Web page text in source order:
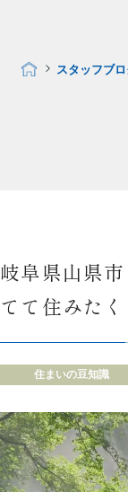
スタッフブ
岐阜県山県
てて住みた
住まいの豆知識